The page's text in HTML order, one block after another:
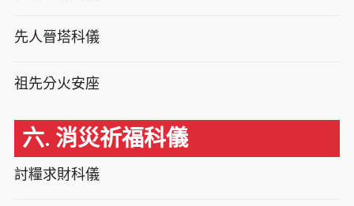
先人晉塔科儀
祖先分火安座
六. 消災祈福科儀
討糧求財科儀